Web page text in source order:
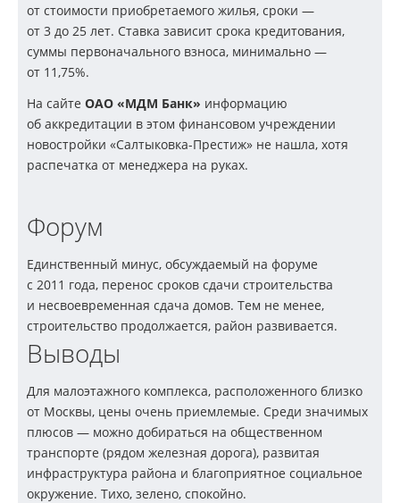
от стоимости приобретаемого жилья, сроки —
от 3 до 25 лет. Ставка зависит срока кредитования,
суммы первоначального взноса, минимально —
от 11,75%.
На сайте ОАО «МДМ Банк» информацию
об аккредитации в этом финансовом учреждении
новостройки «Салтыковка-Престиж» не нашла, хотя
распечатка от менеджера на руках.
Форум
Единственный минус, обсуждаемый на форуме
с 2011 года, перенос сроков сдачи строительства
и несвоевременная сдача домов. Тем не менее,
строительство продолжается, район развивается.
Выводы
Для малоэтажного комплекса, расположенного близко
от Москвы, цены очень приемлемые. Среди значимых
плюсов — можно добираться на общественном
транспорте (рядом железная дорога), развитая
инфраструктура района и благоприятное социальное
окружение. Тихо, зелено, спокойно.